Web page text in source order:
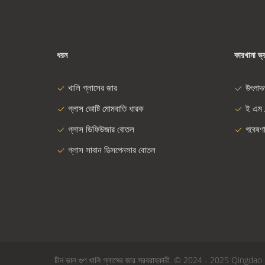
ধরন
খালি গ্লাসের জার
গ্লাস ভোটি মোমবাতি ধারক
গ্লাস ডিফিউজার বোতল
গ্লাস সাবান ডিসপেনসার বোতল
কারখানা
ই এম
চীন ভাল গুণ খালি গ্লাসের জার সরবরাহকারী. © 2024 - 2025